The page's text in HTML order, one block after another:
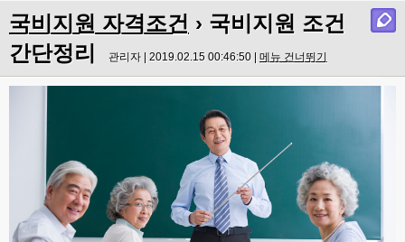
국비지원 자격조건 › 국비지원 조건
간단정리
관리자 | 2019.02.15 00:46:50 | 메뉴 건너뛰기